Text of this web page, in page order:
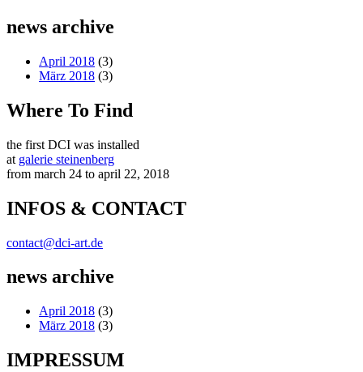
news archive
April 2018 (3)
März 2018 (3)
Where To Find
the first DCI was installed
at galerie steinenberg
from march 24 to april 22, 2018
INFOS & CONTACT
contact@dci-art.de
news archive
April 2018 (3)
März 2018 (3)
IMPRESSUM